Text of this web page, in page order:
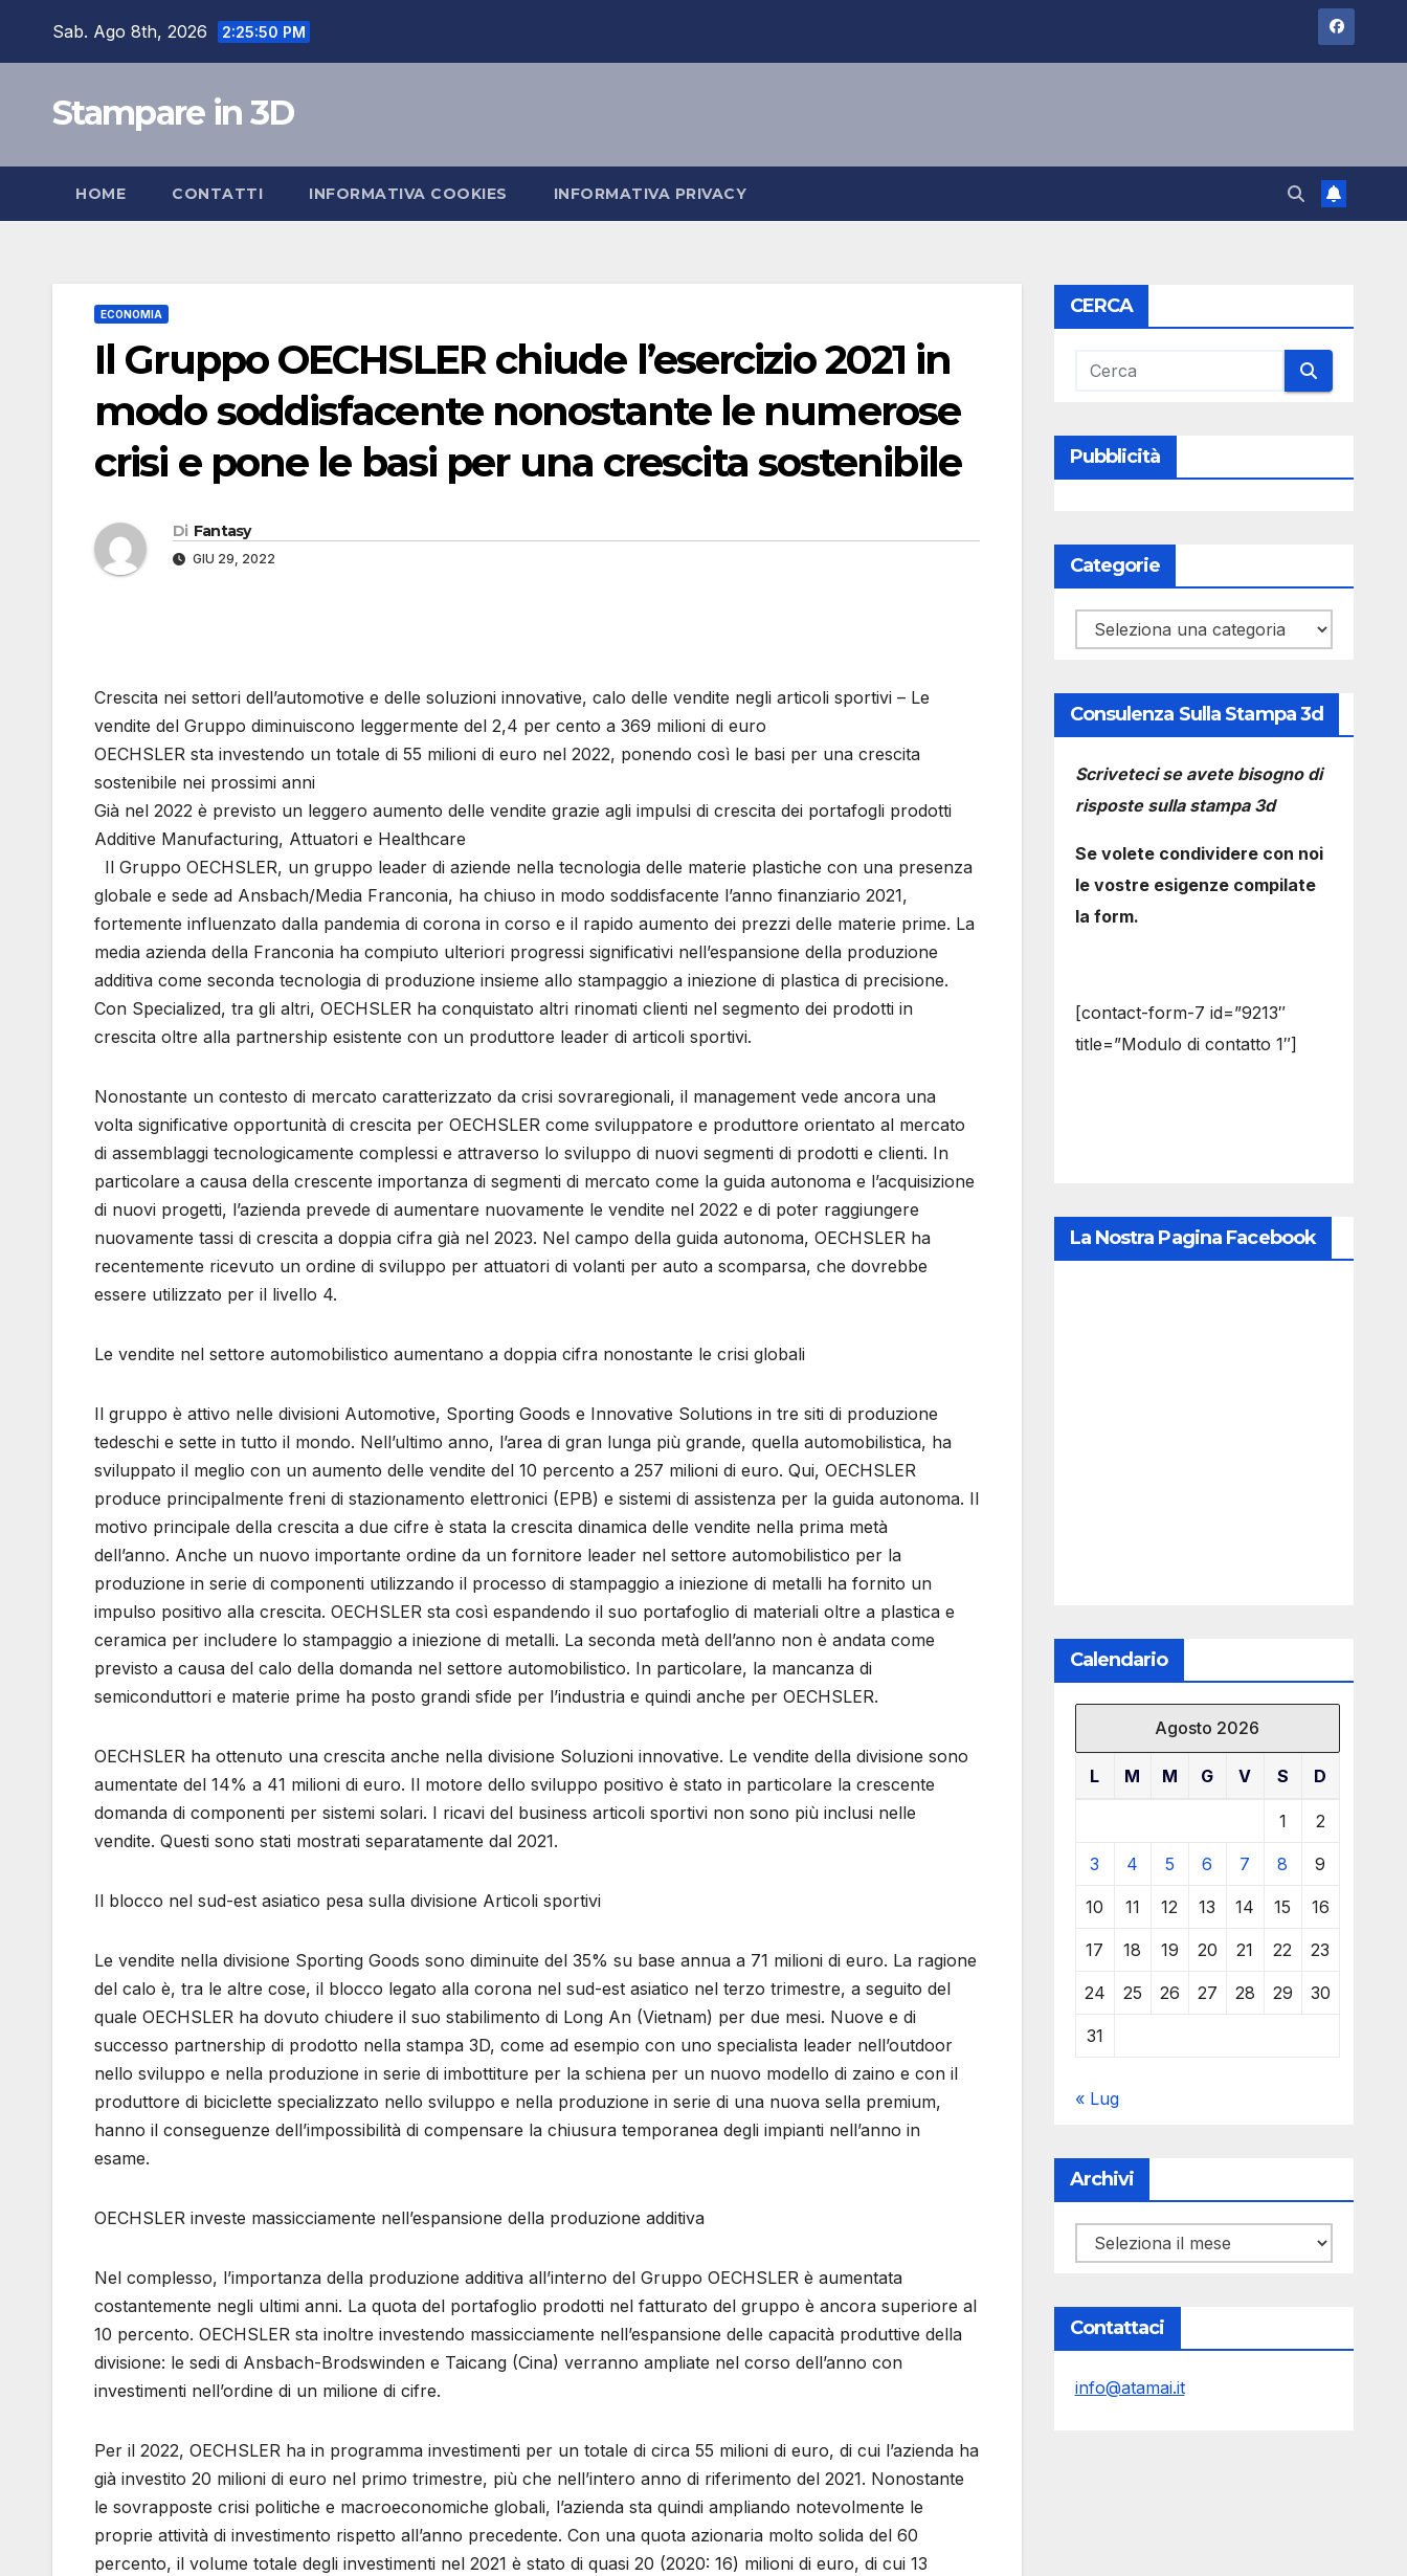
Sab. Ago 8th, 2026 2:25:51 PM
Stampare in 3D
HOME CONTATTI INFORMATIVA COOKIES INFORMATIVA PRIVACY
ECONOMIA
Il Gruppo OECHSLER chiude l’esercizio 2021 in
modo soddisfacente nonostante le numerose
crisi e pone le basi per una crescita sostenibile
Di Fantasy
GIU 29, 2022
Crescita nei settori dell’automotive e delle soluzioni innovative, calo delle vendite negli articoli sportivi – Le
vendite del Gruppo diminuiscono leggermente del 2,4 per cento a 369 milioni di euro
OECHSLER sta investendo un totale di 55 milioni di euro nel 2022, ponendo così le basi per una crescita
sostenibile nei prossimi anni
Già nel 2022 è previsto un leggero aumento delle vendite grazie agli impulsi di crescita dei portafogli prodotti
Additive Manufacturing, Attuatori e Healthcare
Il Gruppo OECHSLER, un gruppo leader di aziende nella tecnologia delle materie plastiche con una presenza
globale e sede ad Ansbach/Media Franconia, ha chiuso in modo soddisfacente l’anno finanziario 2021,
fortemente influenzato dalla pandemia di corona in corso e il rapido aumento dei prezzi delle materie prime. La
media azienda della Franconia ha compiuto ulteriori progressi significativi nell’espansione della produzione
additiva come seconda tecnologia di produzione insieme allo stampaggio a iniezione di plastica di precisione.
Con Specialized, tra gli altri, OECHSLER ha conquistato altri rinomati clienti nel segmento dei prodotti in
crescita oltre alla partnership esistente con un produttore leader di articoli sportivi.
Nonostante un contesto di mercato caratterizzato da crisi sovraregionali, il management vede ancora una
volta significative opportunità di crescita per OECHSLER come sviluppatore e produttore orientato al mercato
di assemblaggi tecnologicamente complessi e attraverso lo sviluppo di nuovi segmenti di prodotti e clienti. In
particolare a causa della crescente importanza di segmenti di mercato come la guida autonoma e l’acquisizione
di nuovi progetti, l’azienda prevede di aumentare nuovamente le vendite nel 2022 e di poter raggiungere
nuovamente tassi di crescita a doppia cifra già nel 2023. Nel campo della guida autonoma, OECHSLER ha
recentemente ricevuto un ordine di sviluppo per attuatori di volanti per auto a scomparsa, che dovrebbe
essere utilizzato per il livello 4.
Le vendite nel settore automobilistico aumentano a doppia cifra nonostante le crisi globali
Il gruppo è attivo nelle divisioni Automotive, Sporting Goods e Innovative Solutions in tre siti di produzione
tedeschi e sette in tutto il mondo. Nell’ultimo anno, l’area di gran lunga più grande, quella automobilistica, ha
sviluppato il meglio con un aumento delle vendite del 10 percento a 257 milioni di euro. Qui, OECHSLER
produce principalmente freni di stazionamento elettronici (EPB) e sistemi di assistenza per la guida autonoma. Il
motivo principale della crescita a due cifre è stata la crescita dinamica delle vendite nella prima metà
dell’anno. Anche un nuovo importante ordine da un fornitore leader nel settore automobilistico per la
produzione in serie di componenti utilizzando il processo di stampaggio a iniezione di metalli ha fornito un
impulso positivo alla crescita. OECHSLER sta così espandendo il suo portafoglio di materiali oltre a plastica e
ceramica per includere lo stampaggio a iniezione di metalli. La seconda metà dell’anno non è andata come
previsto a causa del calo della domanda nel settore automobilistico. In particolare, la mancanza di
semiconduttori e materie prime ha posto grandi sfide per l’industria e quindi anche per OECHSLER.
OECHSLER ha ottenuto una crescita anche nella divisione Soluzioni innovative. Le vendite della divisione sono
aumentate del 14% a 41 milioni di euro. Il motore dello sviluppo positivo è stato in particolare la crescente
domanda di componenti per sistemi solari. I ricavi del business articoli sportivi non sono più inclusi nelle
vendite. Questi sono stati mostrati separatamente dal 2021.
Il blocco nel sud-est asiatico pesa sulla divisione Articoli sportivi
Le vendite nella divisione Sporting Goods sono diminuite del 35% su base annua a 71 milioni di euro. La ragione
del calo è, tra le altre cose, il blocco legato alla corona nel sud-est asiatico nel terzo trimestre, a seguito del
quale OECHSLER ha dovuto chiudere il suo stabilimento di Long An (Vietnam) per due mesi. Nuove e di
successo partnership di prodotto nella stampa 3D, come ad esempio con uno specialista leader nell’outdoor
nello sviluppo e nella produzione in serie di imbottiture per la schiena per un nuovo modello di zaino e con il
produttore di biciclette specializzato nello sviluppo e nella produzione in serie di una nuova sella premium,
hanno il conseguenze dell’impossibilità di compensare la chiusura temporanea degli impianti nell’anno in
esame.
OECHSLER investe massicciamente nell’espansione della produzione additiva
Nel complesso, l’importanza della produzione additiva all’interno del Gruppo OECHSLER è aumentata
costantemente negli ultimi anni. La quota del portafoglio prodotti nel fatturato del gruppo è ancora superiore al
10 percento. OECHSLER sta inoltre investendo massicciamente nell’espansione delle capacità produttive della
divisione: le sedi di Ansbach-Brodswinden e Taicang (Cina) verranno ampliate nel corso dell’anno con
investimenti nell’ordine di un milione di cifre.
Per il 2022, OECHSLER ha in programma investimenti per un totale di circa 55 milioni di euro, di cui l’azienda ha
già investito 20 milioni di euro nel primo trimestre, più che nell’intero anno di riferimento del 2021. Nonostante
le sovrapposte crisi politiche e macroeconomiche globali, l’azienda sta quindi ampliando notevolmente le
proprie attività di investimento rispetto all’anno precedente. Con una quota azionaria molto solida del 60
percento, il volume totale degli investimenti nel 2021 è stato di quasi 20 (2020: 16) milioni di euro, di cui 13
CERCA
Pubblicità
Categorie
Categorie
Consulenza Sulla Stampa 3d
Scriveteci se avete bisogno di
risposte sulla stampa 3d
Se volete condividere con noi
le vostre esigenze compilate
la form.
[contact-form-7 id=”9213″
title=”Modulo di contatto 1″]
La Nostra Pagina Facebook
Calendario
Agosto 2026
L M M G V S D
1 2
3 4 5 6 7 8 9
10 11 12 13 14 15 16
17 18 19 20 21 22 23
24 25 26 27 28 29 30
31
« Lug
Archivi
Archivi
Contattaci
info@atamai.it